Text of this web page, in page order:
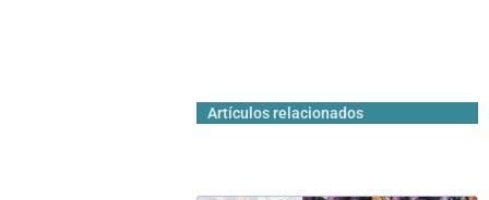
Artículos relacionados